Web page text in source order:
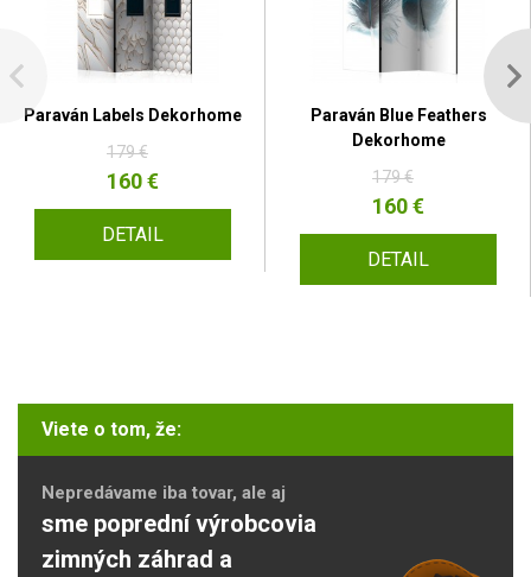
Paraván Labels Dekorhome
179 €
160 €
DETAIL
Paraván Blue Feathers
Dekorhome
179 €
160 €
DETAIL
Viete o tom, že:
Nepredávame iba tovar, ale aj
sme poprední výrobcovia
zimných záhrad a